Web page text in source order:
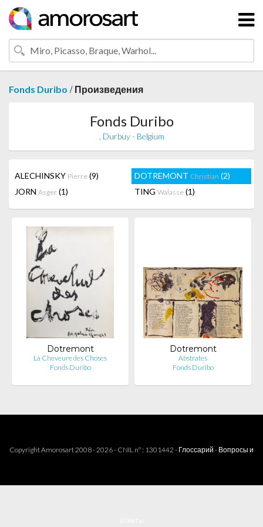
Fonds Duribo / Произведения
Fonds Duribo
, Durbuy - Belgium
ALECHINSKY Pierre (9) DOTREMONT Christian (2)
JORN Asger (1) TING Walasse (1)
Dotremont
La Cheveure des Choses
Fonds Duribo
Dotremont
Abstrates
Fonds Duribo
Copyright Amorosart 2008 - 2026 - CNIL n° : 1301442 - Глоссарий - Вопросы и